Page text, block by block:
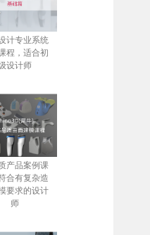
计专业系统
程，适合初
设计师
产品案例课
合有复杂造
要求的设计
师